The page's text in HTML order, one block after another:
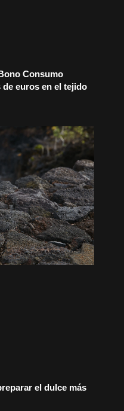
Consumo
de euros en el tejido
el dulce más